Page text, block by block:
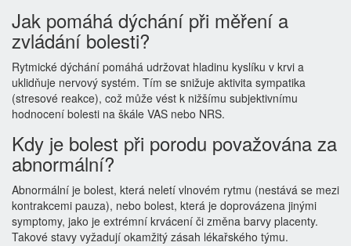
Jak pomáhá dýchání při měření a
zvládání bolesti?
Rytmické dýchání pomáhá udržovat hladinu kyslíku v krvi a
uklidňuje nervový systém. Tím se snižuje aktivita sympatika
(stresové reakce), což může vést k nižšímu subjektivnímu
hodnocení bolesti na škále VAS nebo NRS.
Kdy je bolest při porodu považována za
abnormální?
Abnormální je bolest, která neletí vlnovém rytmu (nestává se mezi
kontrakcemi pauza), nebo bolest, která je doprovázena jinými
symptomy, jako je extrémní krvácení či změna barvy placenty.
Takové stavy vyžadují okamžitý zásah lékařského týmu.